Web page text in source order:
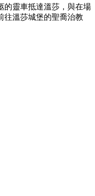
的靈車抵達溫莎，與在場
往溫莎城堡的聖喬治教